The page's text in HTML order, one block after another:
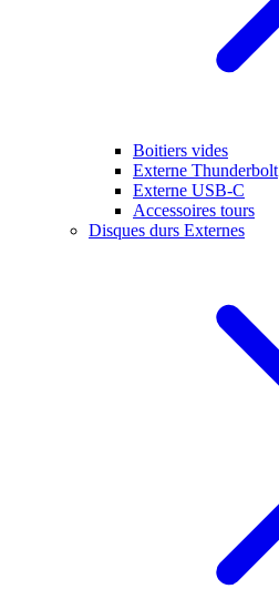
Boitiers vides
Externe Thunderbolt
Externe USB-C
Accessoires tours
Disques durs Externes